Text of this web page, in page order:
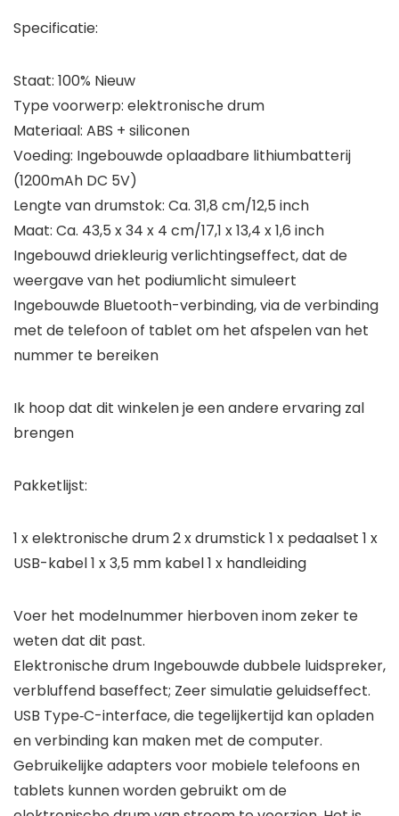
Specificatie:
Staat: 100% Nieuw
Type voorwerp: elektronische drum
Materiaal: ABS + siliconen
Voeding: Ingebouwde oplaadbare lithiumbatterij
(1200mAh DC 5V)
Lengte van drumstok: Ca. 31,8 cm/12,5 inch
Maat: Ca. 43,5 x 34 x 4 cm/17,1 x 13,4 x 1,6 inch
Ingebouwd driekleurig verlichtingseffect, dat de
weergave van het podiumlicht simuleert
Ingebouwde Bluetooth-verbinding, via de verbinding
met de telefoon of tablet om het afspelen van het
nummer te bereiken
Ik hoop dat dit winkelen je een andere ervaring zal
brengen
Pakketlijst:
1 x elektronische drum 2 x drumstick 1 x pedaalset 1 x
USB-kabel 1 x 3,5 mm kabel 1 x handleiding
Voer het modelnummer hierboven inom zeker te
weten dat dit past.
Elektronische drum Ingebouwde dubbele luidspreker,
verbluffend baseffect; Zeer simulatie geluidseffect.
USB Type‑C-interface, die tegelijkertijd kan opladen
en verbinding kan maken met de computer.
Gebruikelijke adapters voor mobiele telefoons en
tablets kunnen worden gebruikt om de